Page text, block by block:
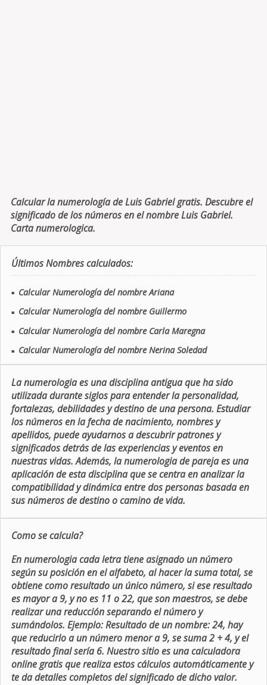
Calcular la numerología de Luis Gabriel gratis. Descubre el
significado de los números en el nombre Luis Gabriel.
Carta numerologica.
Últimos Nombres calculados:
■ Calcular Numerología del nombre Ariana
■ Calcular Numerología del nombre Guillermo
■ Calcular Numerología del nombre Carla Maregna
■ Calcular Numerología del nombre Nerina Soledad
La numerologia es una disciplina antigua que ha sido
utilizada durante siglos para entender la personalidad,
fortalezas, debilidades y destino de una persona. Estudiar
los números en la fecha de nacimiento, nombres y
apellidos, puede ayudarnos a descubrir patrones y
significados detrás de las experiencias y eventos en
nuestras vidas. Además, la numerologia de pareja es una
aplicación de esta disciplina que se centra en analizar la
compatibilidad y dinámica entre dos personas basada en
sus números de destino o camino de vida.
Como se calcula?
En numerologia cada letra tiene asignado un número
según su posición en el alfabeto, al hacer la suma total, se
obtiene como resultado un único número, si ese resultado
es mayor a 9, y no es 11 o 22, que son maestros, se debe
realizar una reducción separando el número y
sumándolos. Ejemplo: Resultado de un nombre: 24, hay
que reducirlo a un número menor a 9, se suma 2 + 4, y el
resultado final sería 6. Nuestro sitio es una calculadora
online gratis que realiza estos cálculos automáticamente y
te da detalles completos del significado de dicho valor.